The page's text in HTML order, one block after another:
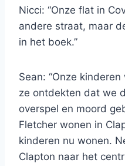
Nicci: “Onze flat in
andere straat, maar
in het boek.”
Sean: “Onze
ze ontdekten dat we
overspel en moord
Fletcher wonen in
kinderen nu wonen.
Clapton naar het